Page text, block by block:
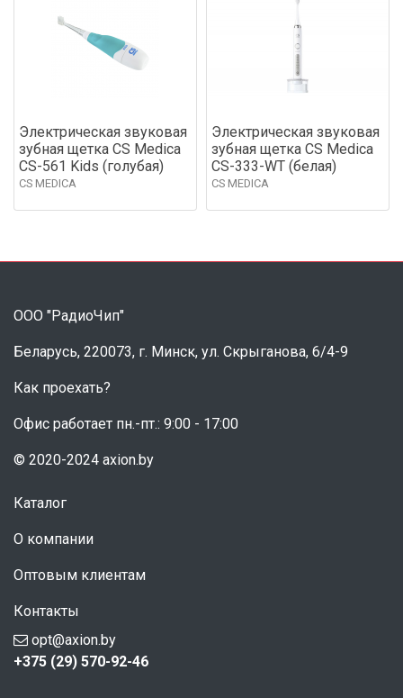
Электрическая звуковая
зубная щетка CS Medica
CS-561 Kids (голубая)
CS MEDICA
Электрическая звуковая
зубная щетка CS Medica
CS-333-WT (белая)
CS MEDICA
ООО "РадиоЧип"
Беларусь, 220073, г. Минск, ул. Скрыганова, 6/4-9
Как проехать?
Офис работает пн.-пт.: 9:00 - 17:00
© 2020-2024 axion.by
Каталог
О компании
Оптовым клиентам
Контакты
opt@axion.by
+375 (29) 570-92-46